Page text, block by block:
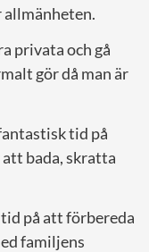
allmänheten.
privata och gå
gör då man är
tid på
bada, skratta
på att förbereda
familjens